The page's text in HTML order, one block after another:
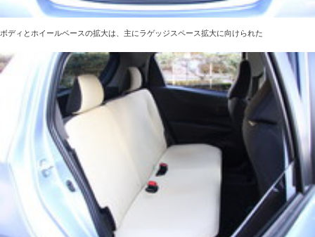
ボディとホイールベースの拡大は、主にラゲッジスペース拡大に向けられた